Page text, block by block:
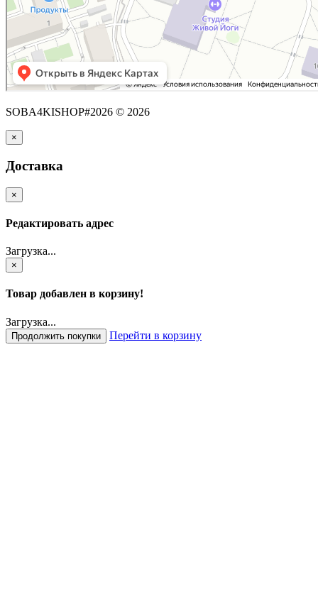
SOBA4KISHOP#2026 © 2026
×
Доставка
×
Редактировать адрес
Загрузка...
×
Товар добавлен в корзину!
Загрузка...
Продолжить покупки Перейти в корзину